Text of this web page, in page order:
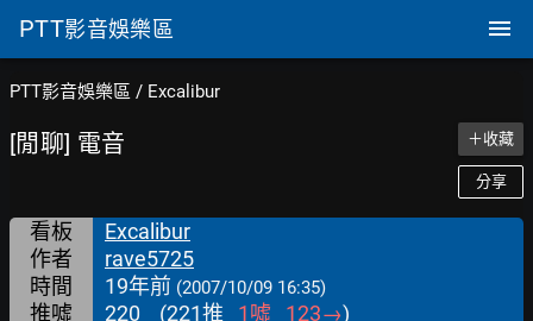
PTT影音娛樂區
PTT影音娛樂區 / Excalibur
[閒聊] 電音 ＋收藏
分享
看板
Excalibur
作者
rave5725
時間
19年前 (2007/10/09 16:35)
推噓 220 (221推 1噓 123→)